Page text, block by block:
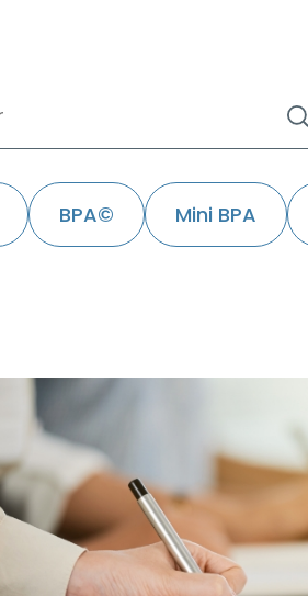
BPA© Mini BPA